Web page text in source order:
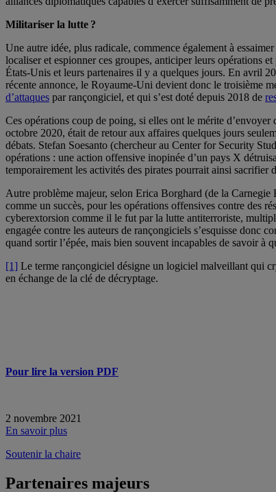
Militariser la lutte ?
Une autre idée, plus radicale, commence également à
localiser et espionner ces groupes, anticiper leurs opérations
États-Unis et leurs partenaires il y a quelques jours. En avril
récente annonce, le Royaume-Uni devient donc le troisième
d’attaques par rançongiciel, et qui s’est doté depuis 2018 de
Ces opérations coup de poing, si elles ont le mérite
octobre 2020, était de retour aux affaires quelques jours
débats. Stefan Soesanto (chercheur au Center for Security
opérations : une action offensive inopinée d’un pays X
temporairement les activités des pirates pourrait ainsi sacrifier
Autre problème majeur, selon Erica Borghard (de la
comme un succès, pour les opérations offensives contre des
cyberextorsion comme il le fut par la lutte antiterroriste,
engagée contre les auteurs de rançongiciels s’esquisse donc
quand sortir l’épée, mais bien souvent incapables de savoir à
[1] Le terme rançongiciel désigne un logiciel malveillant qui
en échange de la clé de décryptage.
Pour lire la version PDF
2 novembre 2021
En savoir plus
Soutenir la chaire
Partenaires majeurs